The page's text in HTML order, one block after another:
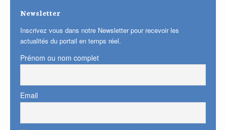
Newsletter
Inscrivez vous dans notre Newsletter pour recevoir les
actualités du portail en temps réel.
Prénom ou nom complet
Email